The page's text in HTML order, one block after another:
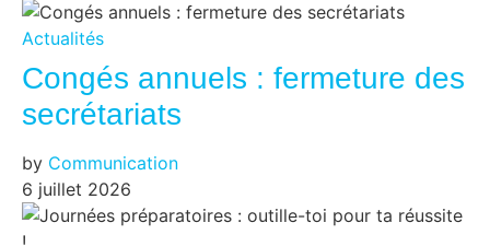
Actualités
Congés annuels : fermeture des
secrétariats
by Communication
6 juillet 2026